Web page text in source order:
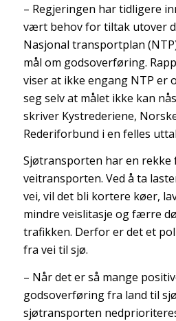
– Regjeringen har tidligere
vært behov for tiltak utover
Nasjonal transportplan
mål om godsoverføring.
viser at ikke engang NTP er
seg selv at målet ikke kan
skriver Kystrederiene,
Rederiforbund i en felles
Sjøtransporten har en
veitransporten. Ved å ta
vei, vil det bli kortere køer,
mindre veislitasje og færre
trafikken. Derfor er det et
fra vei til sjø.
– Når det er så mange
godsoverføring fra land til
sjøtransporten